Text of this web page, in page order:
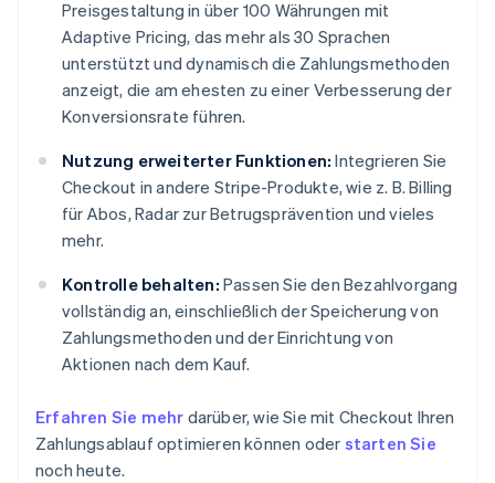
Preisgestaltung in über 100 Währungen mit
Adaptive Pricing, das mehr als 30 Sprachen
unterstützt und dynamisch die Zahlungsmethoden
anzeigt, die am ehesten zu einer Verbesserung der
Konversionsrate führen.
Nutzung erweiterter Funktionen: Integrieren Sie
Checkout in andere Stripe-Produkte, wie z. B. Billing
für Abos, Radar zur Betrugsprävention und vieles
mehr.
Kontrolle behalten: Passen Sie den Bezahlvorgang
vollständig an, einschließlich der Speicherung von
Zahlungsmethoden und der Einrichtung von
Aktionen nach dem Kauf.
Erfahren Sie mehr darüber, wie Sie mit Checkout Ihren
Zahlungsablauf optimieren können oder starten Sie
noch heute.